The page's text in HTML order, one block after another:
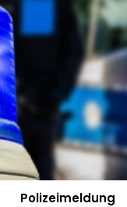
Polizeimeldung